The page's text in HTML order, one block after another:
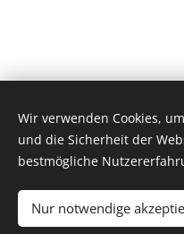
Impressum
Wir verwenden Cookies,
und die Sicherheit der
bestmögliche
Nur notwendige